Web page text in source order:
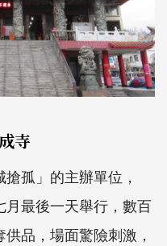
寺
孤」的主辦單位，
月最後一天舉行，數百
品，場面驚險刺激，